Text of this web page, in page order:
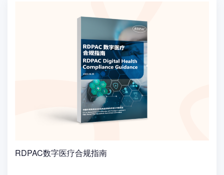
RDPAC数字医疗合规指南